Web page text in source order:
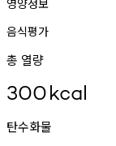
영양정보
음식평가
총 열량
300kcal
탄수화물